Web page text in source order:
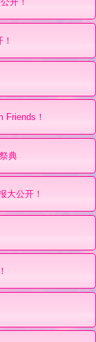
Friends！
典
大公开！